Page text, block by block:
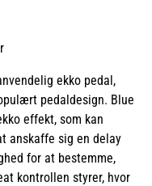
ekko pedal,
pedaldesign. Blue
effekt, som kan
anskaffe sig en delay
for at bestemme,
kontrollen styrer, hvor